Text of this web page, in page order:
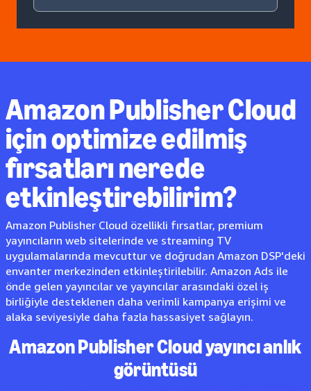
Amazon Publisher Cloud
için optimize edilmiş
fırsatları nerede
etkinleştirebilirim?
Amazon Publisher Cloud özellikli fırsatlar, premium
yayıncıların web sitelerinde ve streaming TV
uygulamalarında mevcuttur ve doğrudan Amazon DSP'deki
envanter merkezinden etkinleştirilebilir. Amazon Ads ile
önde gelen yayıncılar ve yayıncılar arasındaki özel iş
birliğiyle desteklenen daha verimli kampanya erişimi ve
alaka seviyesiyle daha fazla hassasiyet sağlayın.
Amazon Publisher Cloud yayıncı anlık
görüntüsü